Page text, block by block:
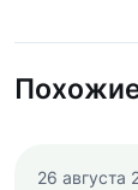
26 августа